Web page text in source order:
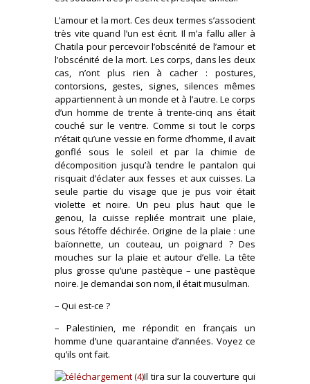
L’amour et la mort. Ces deux termes s’associent
très vite quand l’un est écrit. Il m’a fallu aller à
Chatila pour percevoir l’obscénité de l’amour et
l’obscénité de la mort. Les corps, dans les deux
cas, n’ont plus rien à cacher : postures,
contorsions, gestes, signes, silences mêmes
appartiennent à un monde et à l’autre. Le corps
d’un homme de trente à trente-cinq ans était
couché sur le ventre. Comme si tout le corps
n’était qu’une vessie en forme d’homme, il avait
gonflé sous le soleil et par la chimie de
décomposition jusqu’à tendre le pantalon qui
risquait d’éclater aux fesses et aux cuisses. La
seule partie du visage que je pus voir était
violette et noire. Un peu plus haut que le
genou, la cuisse repliée montrait une plaie,
sous l’étoffe déchirée. Origine de la plaie : une
baïonnette, un couteau, un poignard ? Des
mouches sur la plaie et autour d’elle. La tête
plus grosse qu’une pastèque – une pastèque
noire. Je demandai son nom, il était musulman.
– Qui est-ce ?
– Palestinien, me répondit en français un
homme d’une quarantaine d’années. Voyez ce
qu’ils ont fait.
Il tira sur la couverture qui